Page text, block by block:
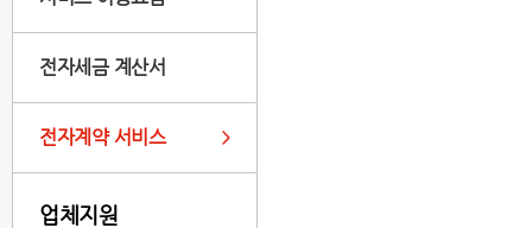
전자세금 계산서
전자계약 서비스
업체지원